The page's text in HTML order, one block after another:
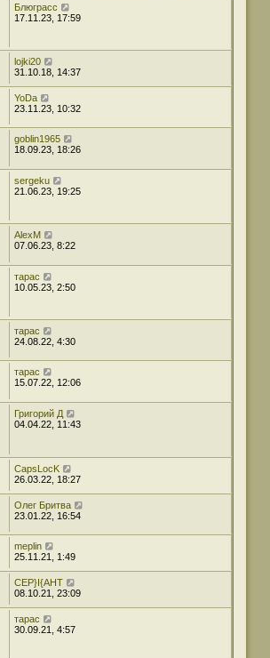
Блюграсс
17.11.23, 17:59
lojki20
31.10.18, 14:37
YoDa
23.11.23, 10:32
goblin1965
18.09.23, 18:26
sergeku
21.06.23, 19:25
AlexM
07.06.23, 8:22
тарас
10.05.23, 2:50
тарас
24.08.22, 4:30
тарас
15.07.22, 12:06
Григорий Д
04.04.22, 11:43
CapsLocK
26.03.22, 18:27
Олег Бритва
23.01.22, 16:54
meplin
25.11.21, 1:49
CEP}I{AHT
08.10.21, 23:09
тарас
30.09.21, 4:57